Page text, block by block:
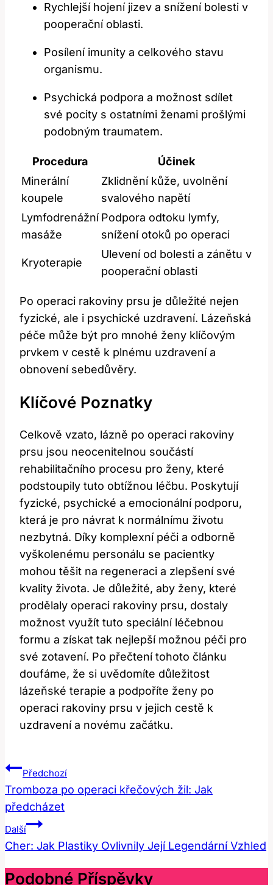
Rychlejší hojení jizev a snížení bolesti v
pooperační oblasti.
Posílení imunity a celkového stavu
organismu.
Psychická podpora a možnost sdílet
své pocity s ostatními ženami prošlými
podobným traumatem.
Procedura
Účinek
Minerální
koupele
Zklidnění kůže, uvolnění
svalového napětí
Lymfodrenážní
masáže
Podpora odtoku lymfy,
snížení otoků po operaci
Kryoterapie
Ulevení od bolesti a zánětu v
pooperační oblasti
Po operaci rakoviny prsu je důležité nejen
fyzické, ale i psychické uzdravení. Lázeňská
péče může být pro mnohé ženy klíčovým
prvkem v cestě k plnému uzdravení a
obnovení sebedůvěry.
Klíčové Poznatky
Celkově vzato, lázně po operaci rakoviny
prsu jsou neocenitelnou součástí
rehabilitačního procesu pro ženy, které
podstoupily tuto obtížnou léčbu. Poskytují
fyzické, psychické a emocionální podporu,
která je pro návrat k normálnímu životu
nezbytná. Díky komplexní péči a odborně
vyškolenému personálu se pacientky
mohou těšit na regeneraci a zlepšení své
kvality života. Je důležité, aby ženy, které
prodělaly operaci rakoviny prsu, dostaly
možnost využít tuto speciální léčebnou
formu a získat tak nejlepší možnou péči pro
své zotavení. Po přečtení tohoto článku
doufáme, že si uvědomíte důležitost
lázeňské terapie a podpoříte ženy po
operaci rakoviny prsu v jejich cestě k
uzdravení a novému začátku.
Navigace
Pro
Příspěvek
Předchozí
Tromboza po operaci křečových žil: Jak
předcházet
Další
Cher: Jak Plastiky Ovlivnily Její Legendární Vzhled
Podobné Příspěvky